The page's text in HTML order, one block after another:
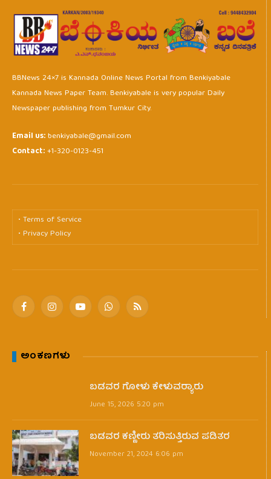
BBNews 24×7 is Kannada Online News Portal from Benkiyabale
Kannada News Paper Team. Benkiyabale is very popular Daily
Newspaper publishing from Tumkur City.
Email us:benkiyabale@gmail.com
Contact:+1-320-0123-451
• Terms of Service
• Privacy Policy
FacebookInstagramYouTubeWhatsApp
RSS
ಅಂಕಣಗಳು
ಬಡವರ ಗೋಳು ಕೇಳುವರ‍್ಯಾರು
June 15, 2026 5:20 pm
ಬಡವರ ಕಣ್ಣೀರು ತರಿಸುತ್ತಿರುವ ಪಡಿತರ
November 21, 2024 6:06 pm